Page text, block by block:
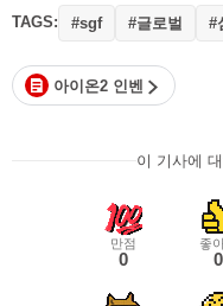
TAGS: #sgf #글로벌 #
아이온2 인벤
이 기사에
만점
0
좋
0